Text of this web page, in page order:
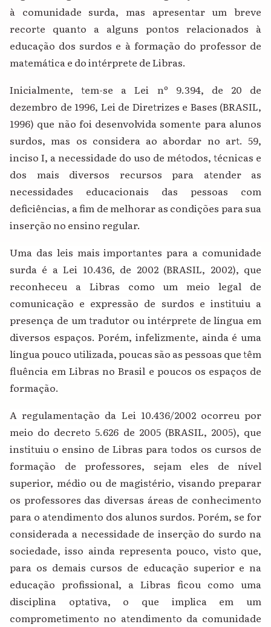
à comunidade surda, mas apresentar um breve
recorte quanto a alguns pontos relacionados à
educação dos surdos e à formação do professor de
matemática e do intérprete de Libras.
Inicialmente, tem-se a Lei nº 9.394, de 20 de
dezembro de 1996, Lei de Diretrizes e Bases (BRASIL,
1996) que não foi desenvolvida somente para alunos
surdos, mas os considera ao abordar no art. 59,
inciso I, a necessidade do uso de métodos, técnicas e
dos mais diversos recursos para atender as
necessidades educacionais das pessoas com
deficiências, a fim de melhorar as condições para sua
inserção no ensino regular.
Uma das leis mais importantes para a comunidade
surda é a Lei 10.436, de 2002 (BRASIL, 2002), que
reconheceu a Libras como um meio legal de
comunicação e expressão de surdos e instituiu a
presença de um tradutor ou intérprete de língua em
diversos espaços. Porém, infelizmente, ainda é uma
língua pouco utilizada, poucas são as pessoas que têm
fluência em Libras no Brasil e poucos os espaços de
formação.
A regulamentação da Lei 10.436/2002 ocorreu por
meio do decreto 5.626 de 2005 (BRASIL, 2005), que
instituiu o ensino de Libraspara todos os cursos de
formação de professores, sejam eles de nível
superior, médio ou de magistério, visando preparar
os professores das diversas áreas de conhecimento
para o atendimento dos alunos surdos. Porém, se for
considerada a necessidade de inserção do surdo na
sociedade, isso ainda representa pouco, visto que,
para os demais cursos de educação superior e na
educação profissional, a Libras ficou como uma
disciplina optativa, o que implica em um
comprometimento no atendimento da comunidade